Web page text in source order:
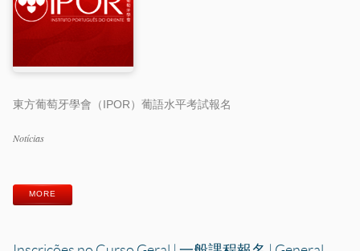
東方葡萄牙學會（IPOR）葡語水平考試報名
Categorias
Notícias
MORE